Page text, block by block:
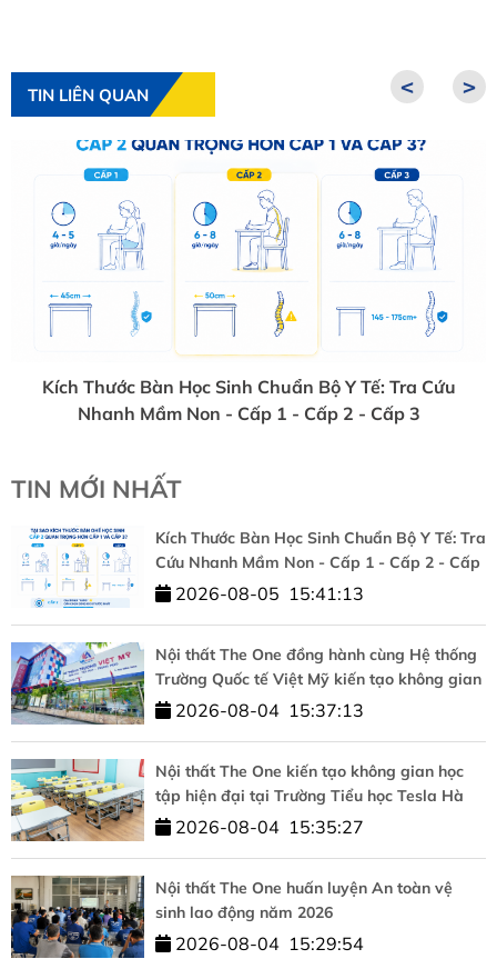
TIN LIÊN QUAN <
Kích Thước Bàn Học Sinh Chuẩn Bộ Y Tế: Tra Cứu
Nhanh Mầm Non - Cấp 1 - Cấp 2 - Cấp 3
>
TIN MỚI NHẤT
Kích Thước Bàn Học Sinh Chuẩn Bộ Y Tế: Tra
Cứu Nhanh Mầm Non - Cấp 1 - Cấp 2 - Cấp
3
2026-08-05 15:41:13
Nội thất The One đồng hành cùng Hệ thống
Trường Quốc tế Việt Mỹ kiến tạo không gian
học tập chuẩn quốc tế
2026-08-04 15:37:13
Nội thất The One kiến tạo không gian học
tập hiện đại tại Trường Tiểu học Tesla Hà
Nội2026-08-04 15:35:27
Nội thất The One huấn luyện An toàn vệ
sinh lao động năm 2026
2026-08-04 15:29:54